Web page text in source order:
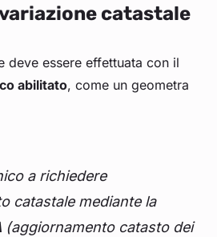
catastale
deve essere effettuata con il
abilitato, come un geometra
a richiedere
catastale mediante la
(aggiornamento catasto dei